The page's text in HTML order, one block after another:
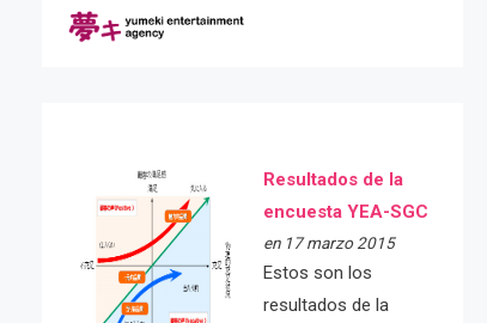
Resultados de la
encuesta YEA-SGC
en 17 marzo 2015
Estos son los
resultados de la